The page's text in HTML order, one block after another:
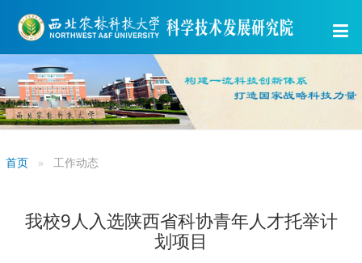
首页 工作动态
我校9人入选陕西省科协青年人才托举计
划项目